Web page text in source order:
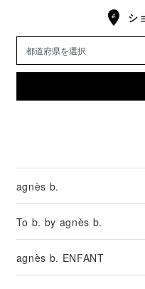
シ
agnès b.
To b. by agnès b.
agnès b. ENFANT